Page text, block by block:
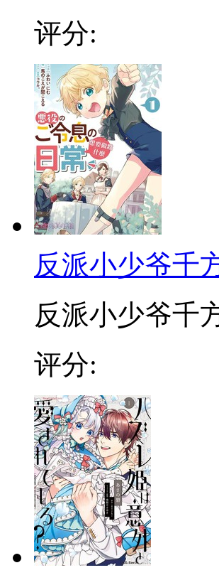
评分:
反派小少爷千
反派小少爷千
评分: